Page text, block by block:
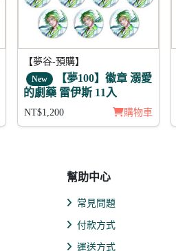
【夢谷-預購】
New 【夢100】徽章 溺愛
的劇藥 雷伊斯 11入
NT$1,200 購物車
幫助中心
常見問題
付款方式
運送方式